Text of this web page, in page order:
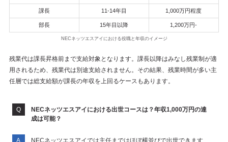
課長 11-14年目 1,000万円程度
部長 15年目以降 1,200万円-
NECネッツエスアイにおける役職と年収のイメージ
残業代は課長昇格前まで支給対象となります。課長以降はみなし残業制が適
用されるため、残業代は別途支給されません。その結果、残業時間が多い主
任層では総支給額が課長の年収を上回るケースもあります。
NECネッツエスアイにおける出世コースは？年収1,000万円の達
成は可能？
NECネッツエスアイでは主任まではほぼ横並びで出世できます